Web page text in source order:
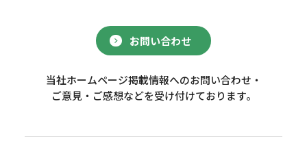
お問い合わせ
当社ホームページ掲載情報へのお問い合わせ・
ご意見・ご感想などを受け付けております。